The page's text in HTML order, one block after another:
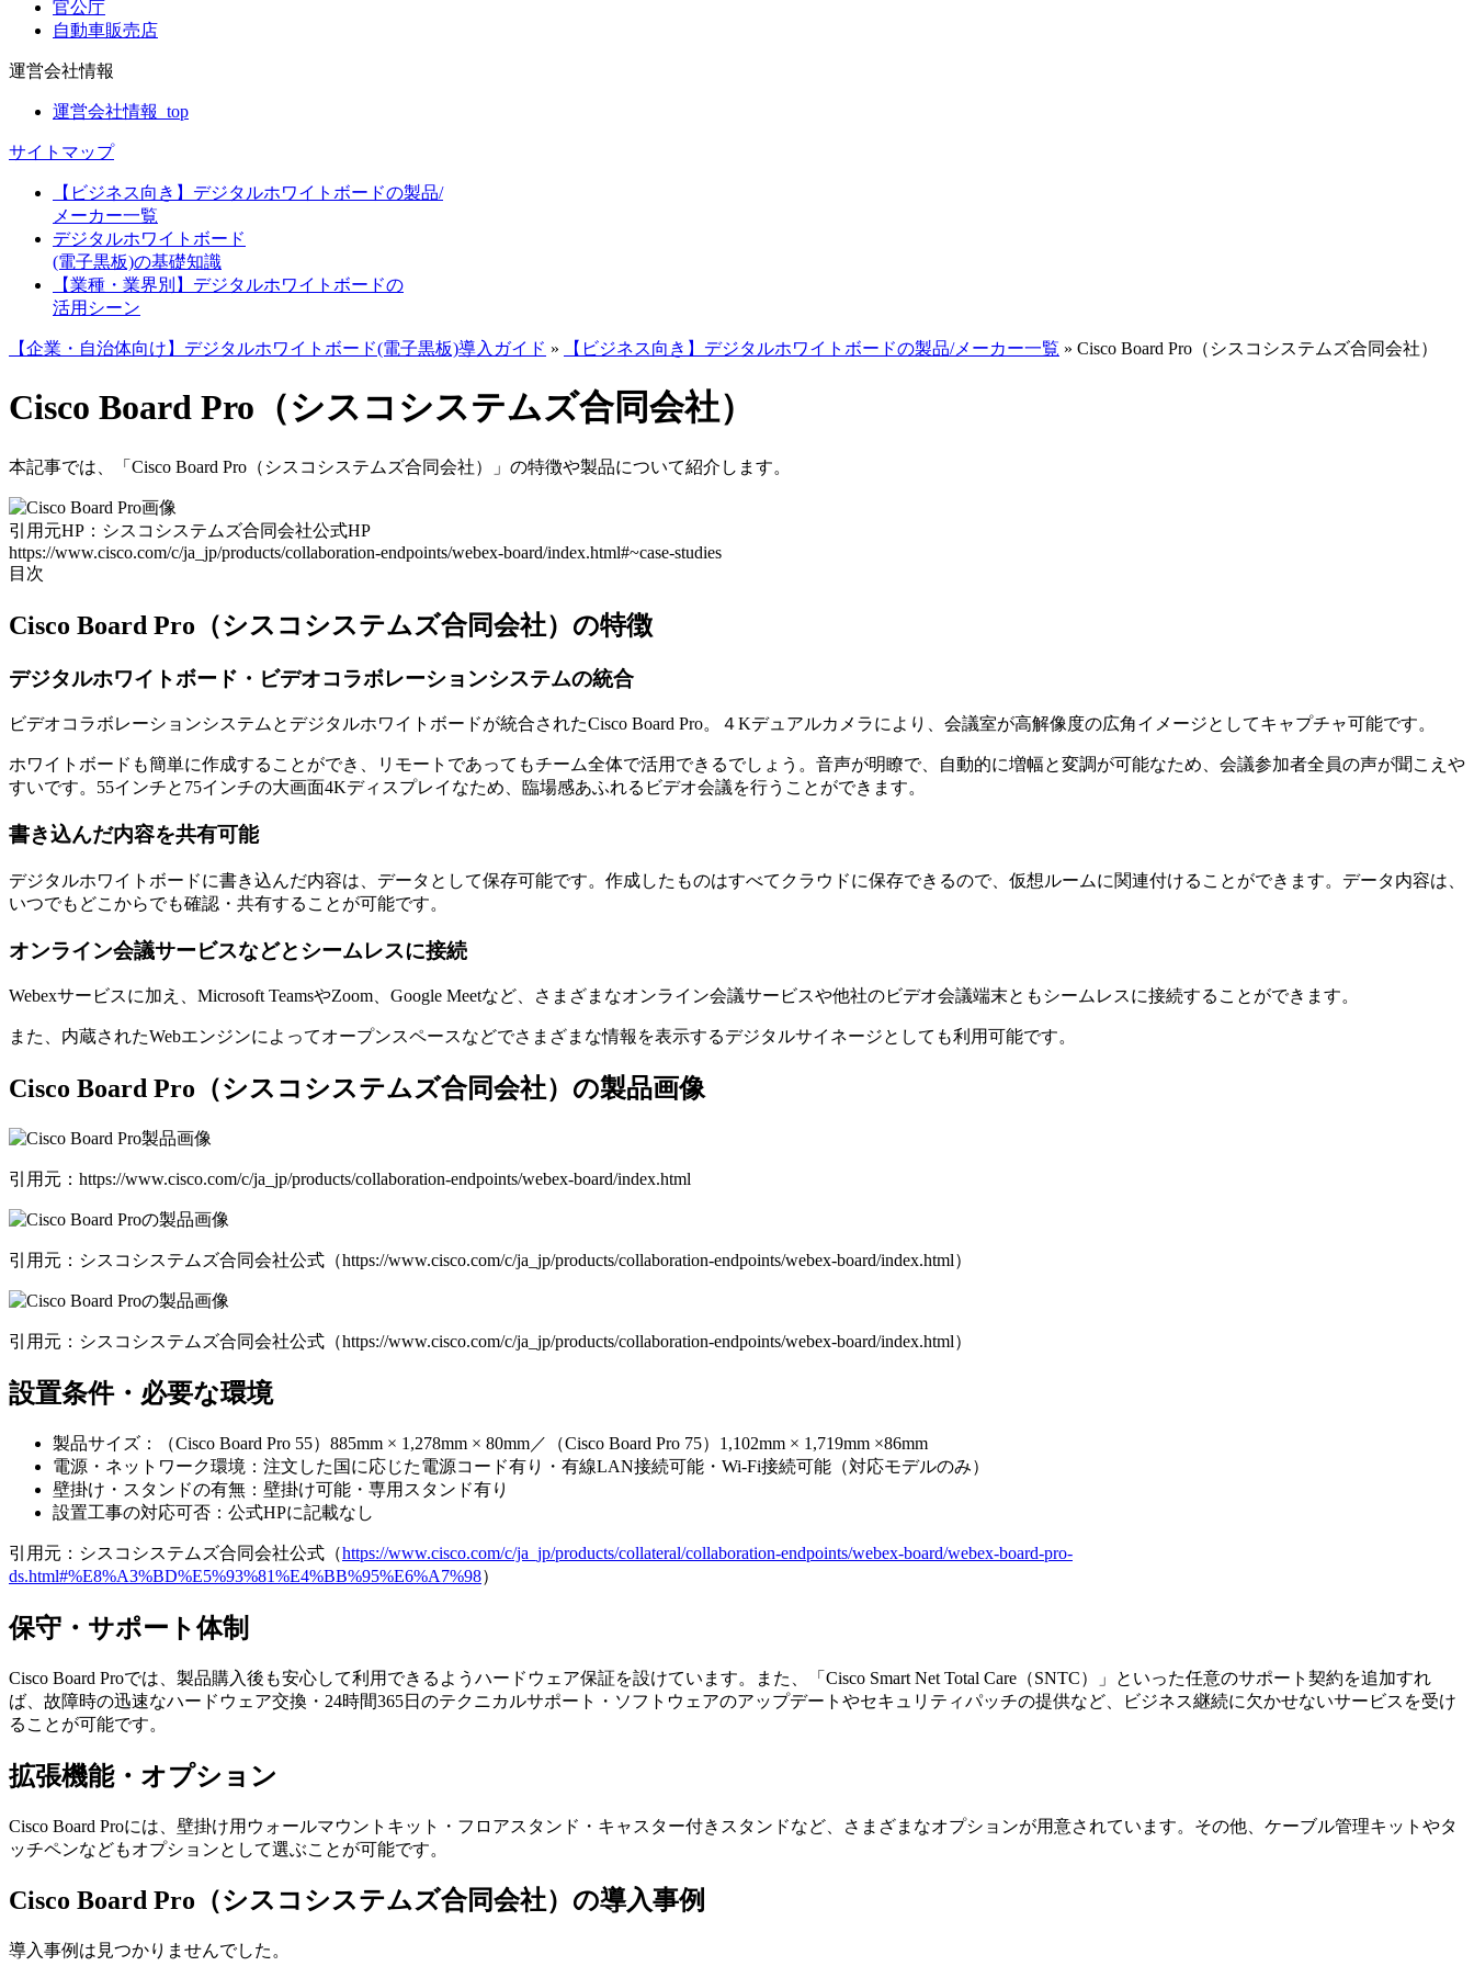
官公庁
自動車販売店
運営会社情報
運営会社情報_top
サイトマップ
【ビジネス向き】デジタルホワイトボードの製品/
メーカー一覧
デジタルホワイトボード
(電子黒板)の基礎知識
【業種・業界別】デジタルホワイトボードの
活用シーン
【企業・自治体向け】デジタルホワイトボード(電子黒板)導入ガイド » 【ビジネス向き】デジタルホワイトボードの製品/メーカー一覧 » Cisco Board Pro（シスコシステムズ合同会社）
Cisco Board Pro（シスコシステムズ合同会社）
本記事では、「Cisco Board Pro（シスコシステムズ合同会社）」の特徴や製品について紹介します。
引用元HP：シスコシステムズ合同会社公式HP
https://www.cisco.com/c/ja_jp/products/collaboration-endpoints/webex-board/index.html#~case-studies
目次
Cisco Board Pro（シスコシステムズ合同会社）の特徴
デジタルホワイトボード・ビデオコラボレーションシステムの統合
ビデオコラボレーションシステムとデジタルホワイトボードが統合されたCisco Board Pro。４Kデュアルカメラにより、会議室が高解像度の広角イメージとしてキャプチャ可能です。
ホワイトボードも簡単に作成することができ、リモートであってもチーム全体で活用できるでしょう。音声が明瞭で、自動的に増幅と変調が可能なため、会議参加者全員の声が聞こえや
すいです。55インチと75インチの大画面4Kディスプレイなため、臨場感あふれるビデオ会議を行うことができます。
書き込んだ内容を共有可能
デジタルホワイトボードに書き込んだ内容は、データとして保存可能です。作成したものはすべてクラウドに保存できるので、仮想ルームに関連付けることができます。データ内容は、
いつでもどこからでも確認・共有することが可能です。
オンライン会議サービスなどとシームレスに接続
Webexサービスに加え、Microsoft TeamsやZoom、Google Meetなど、さまざまなオンライン会議サービスや他社のビデオ会議端末ともシームレスに接続することができます。
また、内蔵されたWebエンジンによってオープンスペースなどでさまざまな情報を表示するデジタルサイネージとしても利用可能です。
Cisco Board Pro（シスコシステムズ合同会社）の製品画像
引用元：https://www.cisco.com/c/ja_jp/products/collaboration-endpoints/webex-board/index.html
引用元：シスコシステムズ合同会社公式（https://www.cisco.com/c/ja_jp/products/collaboration-endpoints/webex-board/index.html）
引用元：シスコシステムズ合同会社公式（https://www.cisco.com/c/ja_jp/products/collaboration-endpoints/webex-board/index.html）
設置条件・必要な環境
製品サイズ：（Cisco Board Pro 55）885mm × 1,278mm × 80mm／（Cisco Board Pro 75）1,102mm × 1,719mm ×86mm
電源・ネットワーク環境：注文した国に応じた電源コード有り・有線LAN接続可能・Wi‑Fi接続可能（対応モデルのみ）
壁掛け・スタンドの有無：壁掛け可能・専用スタンド有り
設置工事の対応可否：公式HPに記載なし
引用元：シスコシステムズ合同会社公式（https://www.cisco.com/c/ja_jp/products/collateral/collaboration-endpoints/webex-board/webex-board-pro-
ds.html#%E8%A3%BD%E5%93%81%E4%BB%95%E6%A7%98）
保守・サポート体制
Cisco Board Proでは、製品購入後も安心して利用できるようハードウェア保証を設けています。また、「Cisco Smart Net Total Care（SNTC）」といった任意のサポート契約を追加すれ
ば、故障時の迅速なハードウェア交換・24時間365日のテクニカルサポート・ソフトウェアのアップデートやセキュリティパッチの提供など、ビジネス継続に欠かせないサービスを受け
ることが可能です。
拡張機能・オプション
Cisco Board Proには、壁掛け用ウォールマウントキット・フロアスタンド・キャスター付きスタンドなど、さまざまなオプションが用意されています。その他、ケーブル管理キットやタ
ッチペンなどもオプションとして選ぶことが可能です。
Cisco Board Pro（シスコシステムズ合同会社）の導入事例
導入事例は見つかりませんでした。